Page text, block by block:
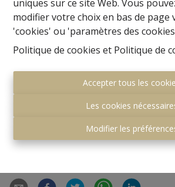
uniques sur ce site Web. Vous
modifier votre choix en bas de page
'cookies' ou 'paramètres des
Politique de cookies et Politique de
Accepter tous les
Les cookies
Modifier les
Etage : Belle Chambre de Maître
dressing aménagé 8m² + Superbe
baignoire, douche et WC, 2
19m² et 17m² et une troisième
Très belles finitions avec chauffage
Cuisine en partie à finir, pompe à
escalier extérieur.....